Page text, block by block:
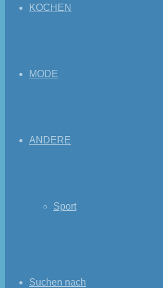
KOCHEN
MODE
ANDERE
Sport
Suchen nach